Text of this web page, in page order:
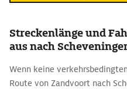
Streckenlänge und
aus nach
Wenn keine
Route von Zandvoort nach